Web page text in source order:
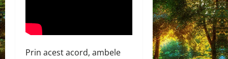
Prin acest acord, ambele